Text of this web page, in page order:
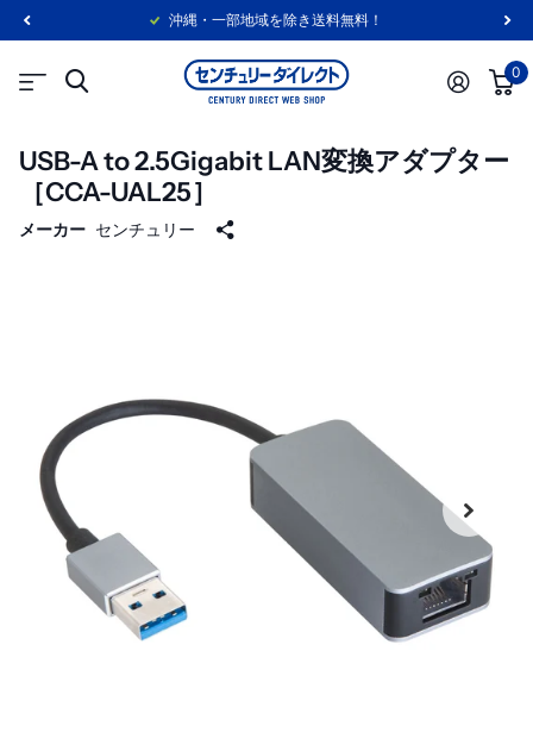
沖縄・一部地域を除き送料無料！
0
USB-A to 2.5Gigabit LAN変換アダプター
［CCA-UAL25］
メーカー センチュリー